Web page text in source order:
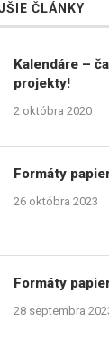
ČLÁNKY
Kalendáre –
projekty!
2 októbra 2020
Formáty
26 októbra 2023
Formáty
28 septembra